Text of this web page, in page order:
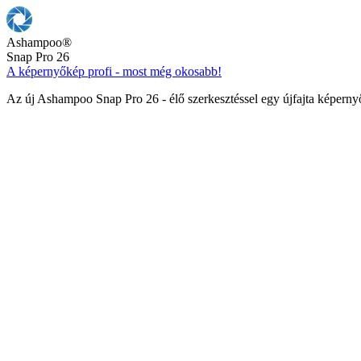
Ashampoo®
Snap Pro 26
A képernyőkép profi - most még okosabb!
Az új Ashampoo Snap Pro 26 - élő szerkesztéssel egy újfajta